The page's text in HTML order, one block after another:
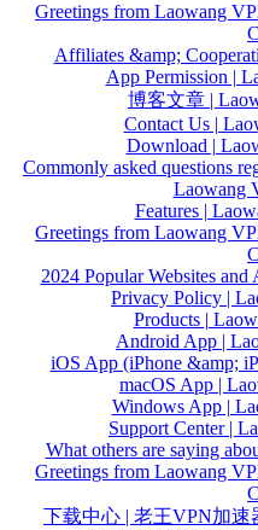
Greetings from Laowang
Affiliates &amp;
App Permission |
博客文章 |
Contact Us |
Download |
Commonly asked questions
Laowang
Features |
Greetings from Laowang
2024 Popular Websites
Privacy Policy |
Products |
Android App |
iOS App (iPhone &amp;
macOS App |
Windows App |
Support Center |
What others are saying
Greetings from Laowang
下载中心 | 老王VPN加速